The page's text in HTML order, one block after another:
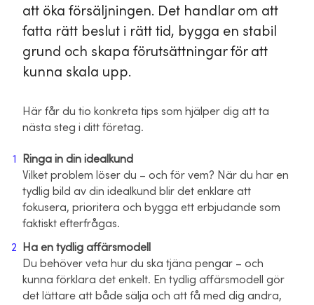
att öka försäljningen. Det handlar om att
fatta rätt beslut i rätt tid, bygga en stabil
grund och skapa förutsättningar för att
kunna skala upp.
Här får du tio konkreta tips som hjälper dig att ta
nästa steg i ditt företag.
Ringa in din idealkund
Vilket problem löser du – och för vem? När du har en
tydlig bild av din idealkund blir det enklare att
fokusera, prioritera och bygga ett erbjudande som
faktiskt efterfrågas.
Ha en tydlig affärsmodell
Du behöver veta hur du ska tjäna pengar – och
kunna förklara det enkelt. En tydlig affärsmodell gör
det lättare att både sälja och att få med dig andra,